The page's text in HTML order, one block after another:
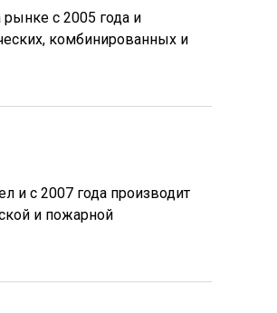
рынке с 2005 года и
комбинированных и
и с 2007 года производит
и пожарной